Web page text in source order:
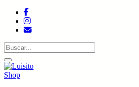
Saltar
contenido